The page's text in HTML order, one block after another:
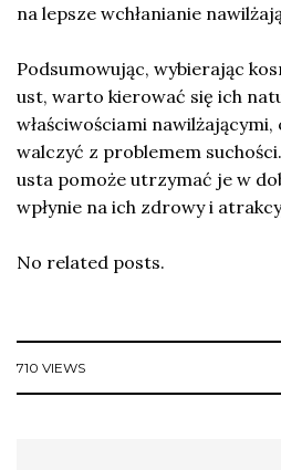
na lepsze wchłanianie
Podsumowując, wybierając
ust, warto kierować się ich
właściwościami
walczyć z problemem
usta pomoże utrzymać je w
wpłynie na ich zdrowy i
No related posts.
710 VIEWS